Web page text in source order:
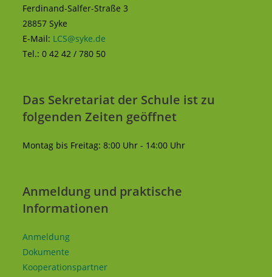
Ferdinand-Salfer-Straße 3
28857 Syke
E-Mail: LCS@syke.de
Tel.: 0 42 42 / 780 50
Das Sekretariat der Schule ist zu
folgenden Zeiten geöffnet
Montag bis Freitag: 8:00 Uhr - 14:00 Uhr
Anmeldung und praktische
Informationen
Anmeldung
Dokumente
Kooperationspartner